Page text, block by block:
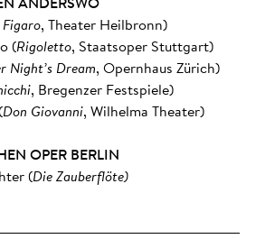
ANDERSWO
Figaro, Theater Heilbronn)
(Rigoletto, Staatsoper Stuttgart)
Night’s Dream, Opernhaus Zürich)
, Bregenzer Festspiele)
Don Giovanni, Wilhelma Theater)
OPER BERLIN
(Die Zauberflöte)